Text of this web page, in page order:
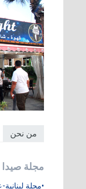
من نحن
مجلة صيدا
•مجلة